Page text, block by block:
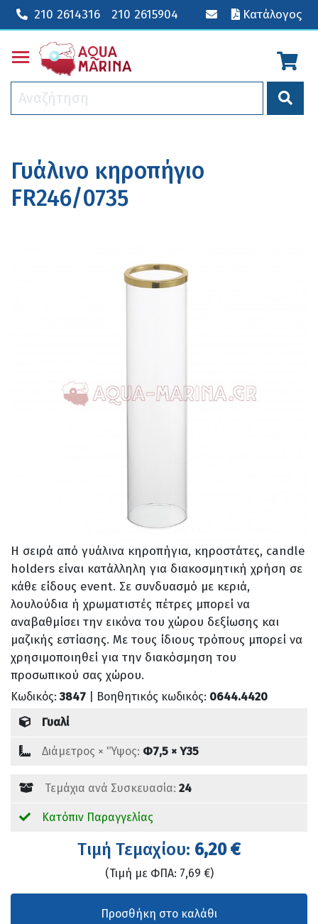
210 2614316 210 2615904 Κατάλογος
Toggle main menu visibility
Γυάλινο κηροπήγιο
FR246/0735
Η σειρά από γυάλινα κηροπήγια, κηροστάτες, candle
holders είναι κατάλληλη για διακοσμητική χρήση σε
κάθε είδους event. Σε συνδυασμό με κεριά,
λουλούδια ή χρωματιστές πέτρες μπορεί να
αναβαθμίσει την εικόνα του χώρου δεξίωσης και
μαζικής εστίασης. Με τους ίδιους τρόπους μπορεί να
χρησιμοποιηθεί για την διακόσμηση του
προσωπικού σας χώρου.
Κωδικός:3847 | Βοηθητικός κωδικός: 0644.4420
Γυαλί
Διάμετρος × 'Ύψος: Φ7,5 × Υ35
Τεμάχια ανά Συσκευασία: 24
Κατόπιν Παραγγελίας
Tιμή Τεμαχίου: 6,20 €
(Τιμή με ΦΠΑ: 7,69 €)